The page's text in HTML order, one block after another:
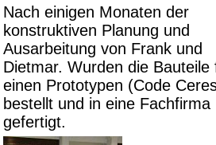
Nach einigen Monaten der
konstruktiven Planung und
Ausarbeitung von Frank und
Dietmar. Wurden die Bauteile
einen Prototypen (Code
bestellt und in eine Fachfirma
gefertigt.